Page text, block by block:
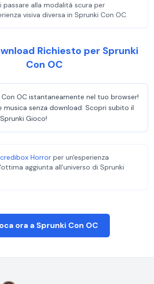
passare alla modalità scura per
visiva diversa in Sprunki Con OC.
Richiesto per Sprunki
Con OC
OC istantaneamente nel tuo browser!
musica senza download. Scopri subito il
Gioco!
Horror per un'esperienza
aggiunta all'universo di Sprunki
ora a Sprunki Con OC